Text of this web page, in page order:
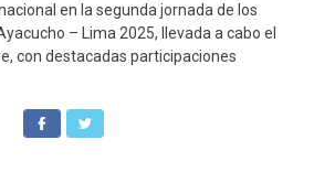
en la segunda jornada de los
– Lima 2025, llevada a cabo el
con destacadas participaciones